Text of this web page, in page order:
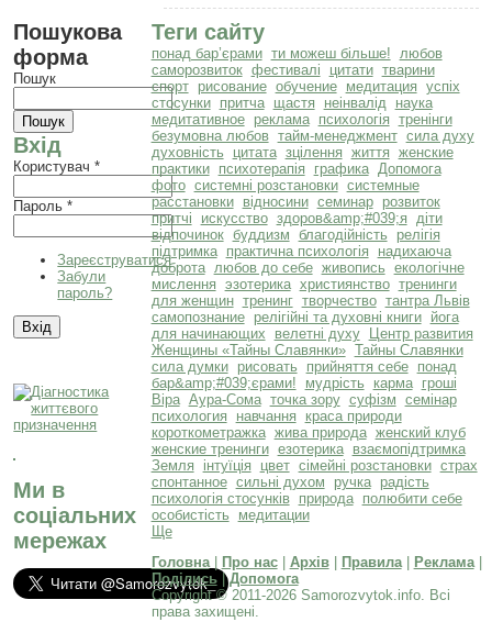
Пошукова
форма
Пошук
Вхід
Користувач*
Пароль*
Зареєструватися
Забули
пароль?
Ми в
соціальних
мережах
Теги сайту
понад бар’єрами ти можеш більше! любов
саморозвиток фестивалі цитати тварини
спорт
рисование обучение медитация успіх
стосунки
притча щастя неінвалід
наука
медитативное
реклама психологія тренінги
безумовна любов тайм-менеджмент сила духу
духовність
цитата зцілення життя женские
практики
психотерапія графика Допомога
фото системні розстановки системные
расстановки
відносини семинар
розвиток
притчі
искусство здоров&amp;#039;я діти
відпочинок буддизм благодійність
релігія
підтримка
практична психологія
надихаюча
доброта любов до себе живопись екологічне
мислення эзотерика християнство тренинги
для женщин тренинг творчество тантра Львів
самопознание
релігійні та духовні книги
йога
для начинающих
велетні духу
Центр развития
Женщины «Тайны Славянки» Тайны Славянки
сила думки
рисовать прийняття себе
понад
бар&amp;#039;єрами!
мудрість карма
гроші
Віра Аура-Сома точка зору суфізм семінар
психология
навчання
краса природи
короткометражка жива природа женский клуб
женские тренинги езотерика
взаємопідтримка
Земля
інтуїція цвет сімейні розстановки страх
спонтанное сильні духом ручка
радість
психологія стосунків
природа
полюбити себе
особистість
медитации
Ще
Головна| Про нас| Архів| Правила| Реклама|
Поділись|Допомога
Copyright © 2011-2026 Samorozvytok.info. Всі
права захищені.